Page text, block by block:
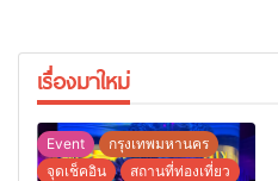
เรื่องมาใหม่
Event
กรุงเทพมหานคร
จุดเช็คอิน
สถานที่ท่องเที่ยว